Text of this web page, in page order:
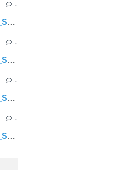
…
carrefour_Route du Champ Caron_Sentier (parcelle 1547)
…
carrefour_Route du Champ Caron_Sentier (parcelle 1545)
…
carrefour_Route du Champ Caron_Sentier (parcelle 1541)
…
carrefour_Route du Champ Caron_Sentier (parcelle 1543)